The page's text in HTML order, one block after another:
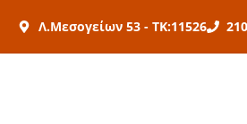
στο
Λ.Μεσογείων 53 - ΤΚ:11526